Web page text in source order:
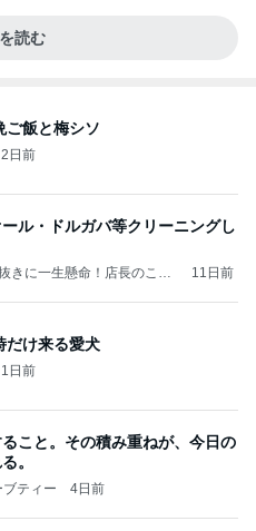
読む
ご飯と梅シソ
2日前
ル・ドルガバ等クリーニングし
きに一生懸命！店長のこだ
11日前
だけ来る愛犬
1日前
こと。その積み重ねが、今日の
。
ティー 4日前